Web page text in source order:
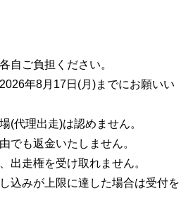
自ご負担ください。
年8月17日(月)までにお願いい
(代理出走)は認めません。
でも返金いたしません。
出走権を受け取れません。
込みが上限に達した場合は受付を